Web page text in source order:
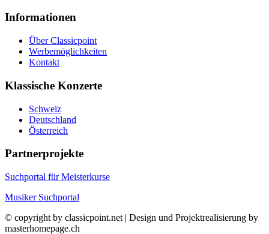
Informationen
Über Classicpoint
Werbemöglichkeiten
Kontakt
Klassische Konzerte
Schweiz
Deutschland
Österreich
Partnerprojekte
Suchportal für Meisterkurse
Musiker Suchportal
© copyright by classicpoint.net | Design und Projektrealisierung by
masterhomepage.ch